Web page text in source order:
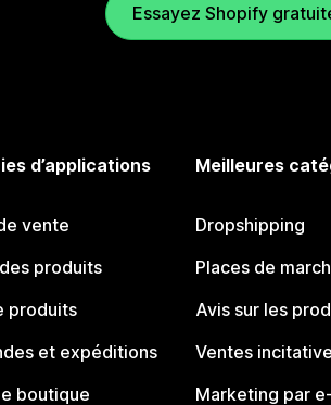
Essayez Shopify
d’applications
vente
produits
produits
et expéditions
boutique
Meilleures
Dropshipping
Places de
Avis sur les
Ventes
Marketing par